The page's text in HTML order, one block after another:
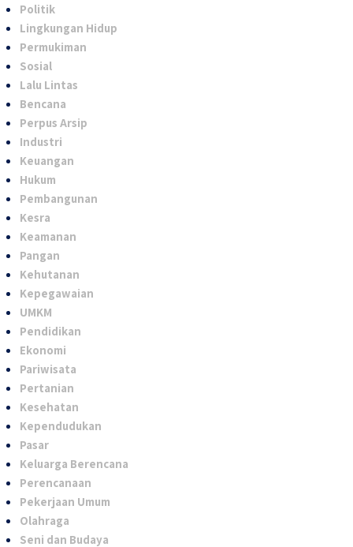
Politik
Lingkungan Hidup
Permukiman
Sosial
Lalu Lintas
Bencana
Perpus Arsip
Industri
Keuangan
Hukum
Pembangunan
Kesra
Keamanan
Pangan
Kehutanan
Kepegawaian
UMKM
Pendidikan
Ekonomi
Pariwisata
Pertanian
Kesehatan
Kependudukan
Pasar
Keluarga Berencana
Perencanaan
Pekerjaan Umum
Olahraga
Seni dan Budaya